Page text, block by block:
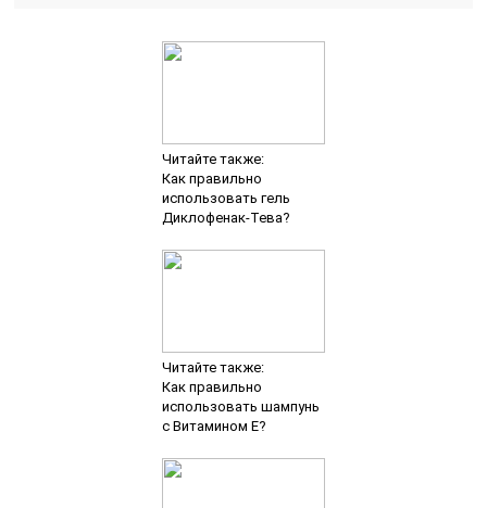
Читайте также:
Как правильно
использовать гель
Диклофенак-Тева?
Читайте также:
Как правильно
использовать шампунь
с Витамином Е?